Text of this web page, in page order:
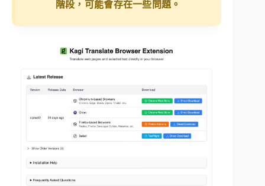
階段，可能會存在一些問題。